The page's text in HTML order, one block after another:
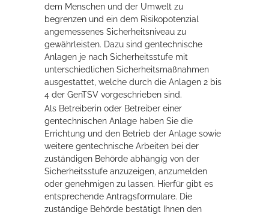
mehr dazu...dem Menschen und der Umwelt zu
begrenzen und ein dem Risikopotenzial
angemessenes Sicherheitsniveau zu
gewährleisten. Dazu sind gentechnische
Anlagen je nach Sicherheitsstufe mit
unterschiedlichen Sicherheitsmaßnahmen
ausgestattet, welche durch die Anlagen 2 bis
4 der GenTSV vorgeschrieben sind.
Als Betreiberin oder Betreiber einer
gentechnischen Anlage haben Sie die
Errichtung und den Betrieb der Anlage sowie
weitere gentechnische Arbeiten bei der
zuständigen Behörde abhängig von der
Sicherheitsstufe anzuzeigen, anzumelden
oder genehmigen zu lassen. Hierfür gibt es
entsprechende Antragsformulare. Die
zuständige Behörde bestätigt Ihnen den